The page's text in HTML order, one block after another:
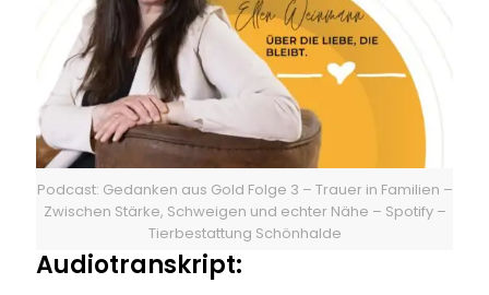
Podcast: Gedanken aus Gold Folge 3 – Trauer in Familien –
Zwischen Stärke, Schweigen und echter Nähe – Spotify –
Tierbestattung Schönhalde
Audiotranskript: